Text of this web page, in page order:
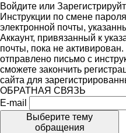
Войдите или
Инструкции по смене
электронной почты,
Аккаунт, привязанный к
почты, пока не
отправлено письмо с
сможете закончить
сайта для
ОБРАТНАЯ СВЯЗЬ
E-mail
Выберите тему
обращения